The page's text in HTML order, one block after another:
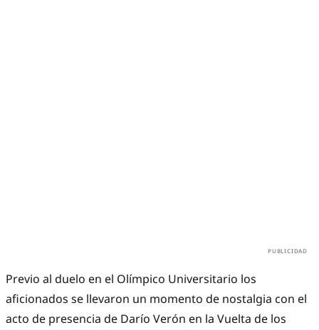
Previo al duelo en el Olímpico Universitario los
aficionados se llevaron un momento de nostalgia con el
acto de presencia de Darío Verón en la Vuelta de los